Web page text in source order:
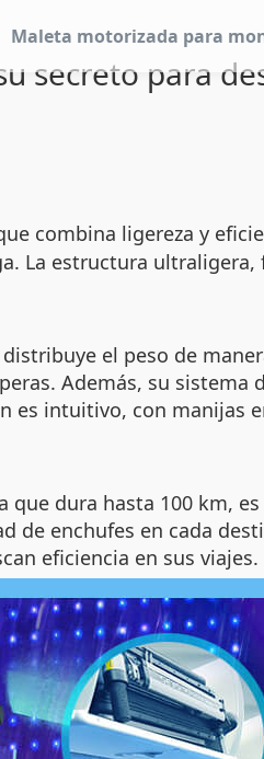
Maleta motorizada para
secreto para
combina ligereza y
La estructura
el peso de
Además, su
es intuitivo, con manijas
dura hasta 100 km,
de enchufes en cada
eficiencia en sus viajes.